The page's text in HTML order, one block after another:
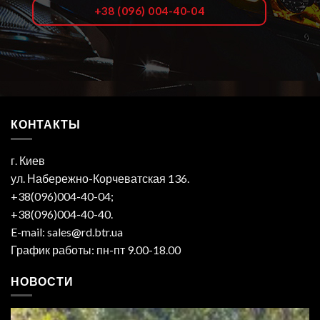
+38 (096) 004-40-04
КОНТАКТЫ
г. Киев
ул. Набережно-Корчеватская 136.
+38(096)004-40-04;
+38(096)004-40-40.
E-mail: sales@rd.btr.ua
График работы: пн-пт 9.00-18.00
НОВОСТИ